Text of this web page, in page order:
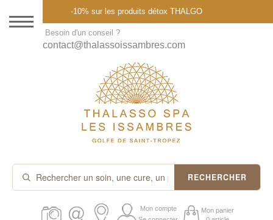
DESTINATION
THALASSO SPA
CURES ET FORFAITS
SOINS À LA CARTE
ABONNEMENTS
PROMOS
-10% sur les produits détox THALGO
Besoin d'un conseil ?
contact@thalassoissambres.com
RECHERCHER
Mon compte
Mon panier